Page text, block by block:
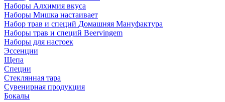
Наборы Алхимия вкуса
Наборы Мишка настаивает
Набор трав и специй Домашняя Мануфактура
Наборы трав и специй Beervingem
Наборы для настоек
Эссенции
Щепа
Специи
Стеклянная тара
Сувенирная продукция
Бокалы